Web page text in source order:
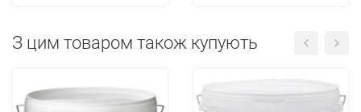
З цим товаром також купують